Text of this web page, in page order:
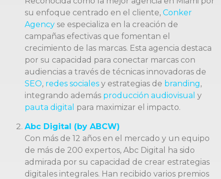
su enfoque centrado en el cliente, Conker
Agency se especializa en la creación de
campañas efectivas que fomentan el
crecimiento de las marcas. Esta agencia destaca
por su capacidad para conectar marcas con
audiencias a través de técnicas innovadoras de
SEO, redes sociales y estrategias de branding,
integrando además producción audiovisual y
pauta digital para maximizar el impacto.
Abc Digital (by ABCW)
Con más de 12 años en el mercado y un equipo
de más de 200 expertos, Abc Digital ha sido
admirada por su capacidad de crear estrategias
digitales integrales. Han recibido varios premios